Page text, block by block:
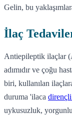
Gelin, bu
İlaç
Antiepileptik ilaçlar
adımıdır ve çoğu
biri, kullanılan
duruma 'ilaca
uykusuzluk,